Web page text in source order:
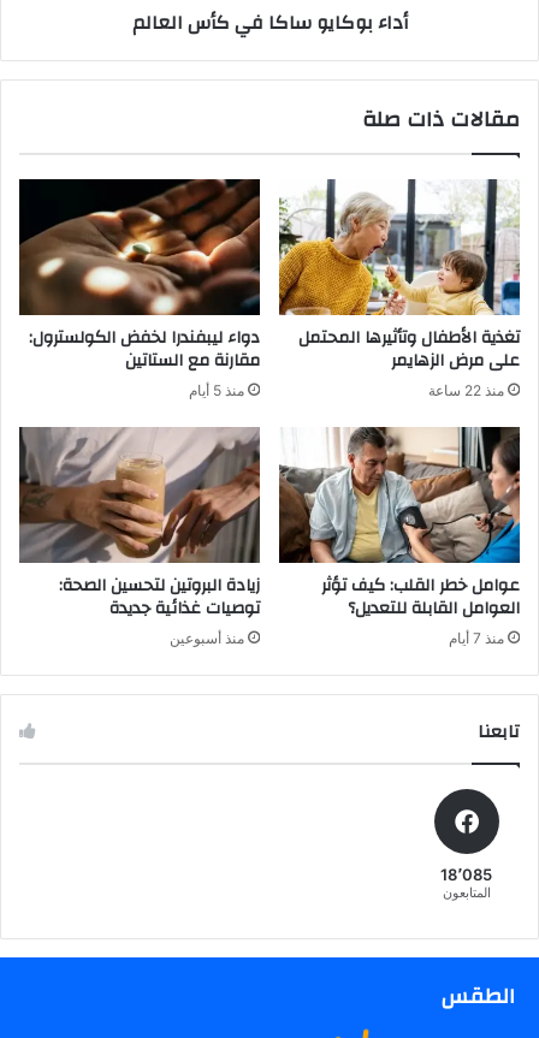
أداء بوكايو ساكا في كأس العالم
مقالات ذات صلة
تغذية الأطفال وتأثيرها المحتمل
على مرض الزهايمر
منذ 22 ساعة
دواء ليبفندرا لخفض الكولسترول:
مقارنة مع الستاتين
منذ 5 أيام
عوامل خطر القلب: كيف تؤثر
العوامل القابلة للتعديل؟
منذ 7 أيام
زيادة البروتين لتحسين الصحة:
توصيات غذائية جديدة
منذ أسبوعين
تابعنا
18٬085
المتابعون
الطقس